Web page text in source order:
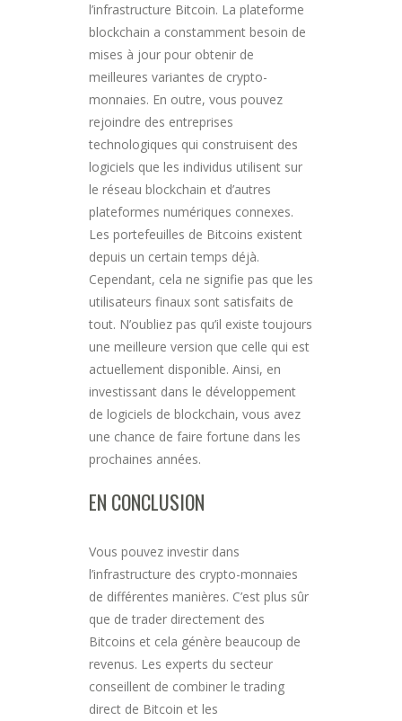
l’infrastructure Bitcoin. La plateforme
blockchain a constamment besoin de
mises à jour pour obtenir de
meilleures variantes de crypto-
monnaies. En outre, vous pouvez
rejoindre des entreprises
technologiques qui construisent des
logiciels que les individus utilisent sur
le réseau blockchain et d’autres
plateformes numériques connexes.
Les portefeuilles de Bitcoins existent
depuis un certain temps déjà.
Cependant, cela ne signifie pas que les
utilisateurs finaux sont satisfaits de
tout. N’oubliez pas qu’il existe toujours
une meilleure version que celle qui est
actuellement disponible. Ainsi, en
investissant dans le développement
de logiciels de blockchain, vous avez
une chance de faire fortune dans les
prochaines années.
EN CONCLUSION
Vous pouvez investir dans
l’infrastructure des crypto-monnaies
de différentes manières. C’est plus sûr
que de trader directement des
Bitcoins et cela génère beaucoup de
revenus. Les experts du secteur
conseillent de combiner le trading
direct de Bitcoin et les